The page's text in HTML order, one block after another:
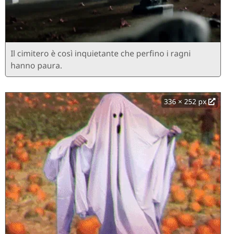
Il cimitero è così inquietante che perfino i ragni
hanno paura.
336 × 252 px